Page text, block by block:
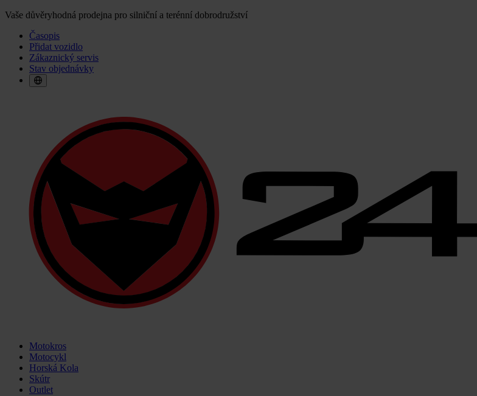
Vaše důvěryhodná prodejna pro silniční a terénní dobrodružství
Časopis
Přidat vozidlo
Zákaznický servis
Stav objednávky
Motokros
Motocykl
Horská Kola
Skútr
Outlet